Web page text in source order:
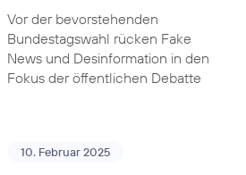
Vor der bevorstehenden
Bundestagswahl rücken Fake
News und Desinformation in den
Fokus der öffentlichen Debatte
10. Februar 2025